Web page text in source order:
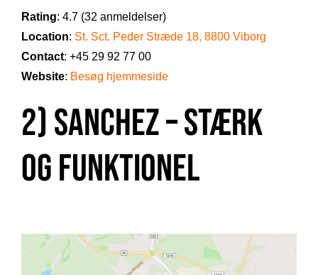
Rating: 4.7 (32 anmeldelser)
Location: St. Sct. Peder Stræde 18, 8800 Viborg
Contact: +45 29 92 77 00
Website: Besøg hjemmeside
2) Sanchez – Stærk
og Funktionel